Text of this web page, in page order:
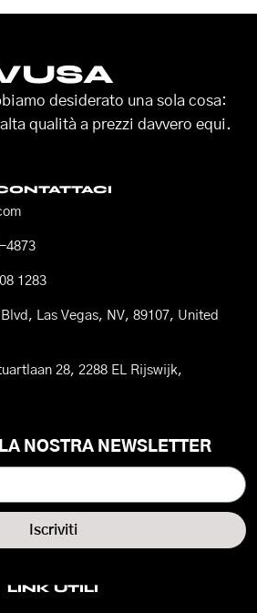
desiderato una sola cosa:
qualità a prezzi davvero equi.
4873
1283
Las Vegas, NV, 89107, United
28, 2288 EL Rijswijk,
LINK UTILI
NOSTRA NEWSLETTER
Iscriviti